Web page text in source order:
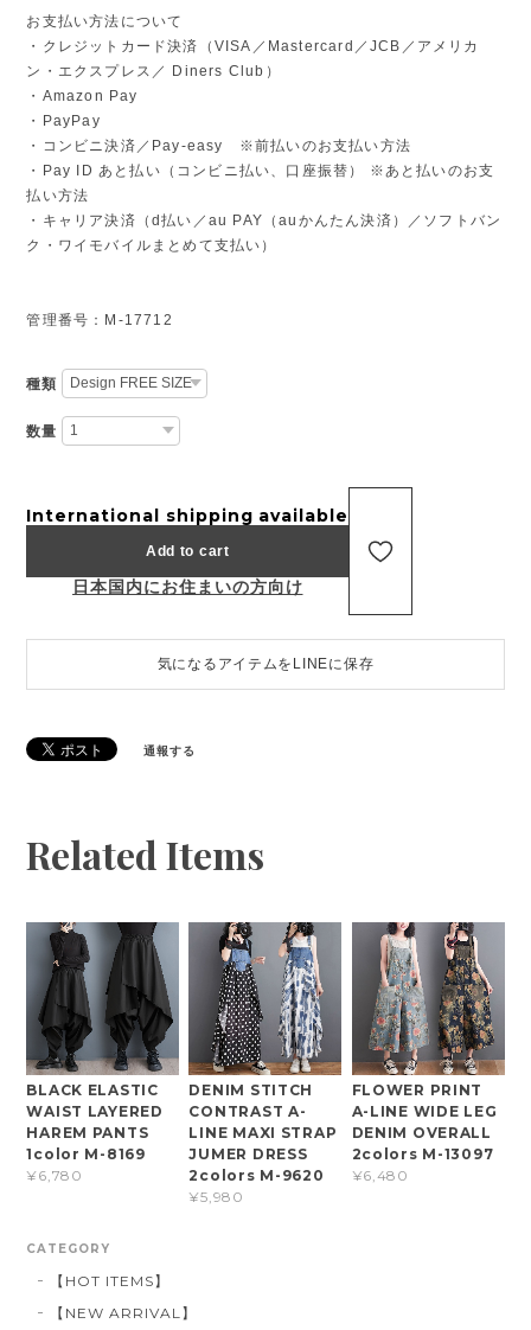
お支払い方法について
・クレジットカード決済（VISA／Mastercard／JCB／アメリカ
ン・エクスプレス／ Diners Club）
・Amazon Pay
・PayPay
・コンビニ決済／Pay-easy ※前払いのお支払い方法
・Pay ID あと払い（コンビニ払い、口座振替） ※あと払いのお支
払い方法
・キャリア決済（d払い／au PAY（auかんたん決済）／ソフトバン
ク・ワイモバイルまとめて支払い）
管理番号：M-17712
種類
数量
International shipping available
Add to cart
日本国内にお住まいの方向け
気になるアイテムをLINEに保存
通報する
Related Items
BLACK ELASTIC
WAIST LAYERED
HAREM PANTS
1color M-8169
¥6,780
DENIM STITCH
CONTRAST A-
LINE MAXI STRAP
JUMER DRESS
2colors M-9620
¥5,980
FLOWER PRINT
A-LINE WIDE LEG
DENIM OVERALL
2colors M-13097
¥6,480
CATEGORY
【HOT ITEMS】
【NEW ARRIVAL】